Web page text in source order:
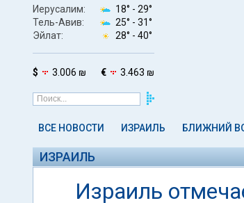
Иерусалим: 18° - 29°
Тель-Авив:
25° - 31°
Эйлат:
28° - 40°
$ 3.006 ₪ € 3.463 ₪
ВСЕ НОВОСТИ ИЗРАИЛЬ БЛИЖНИЙ
ИЗРАИЛЬ
Израиль